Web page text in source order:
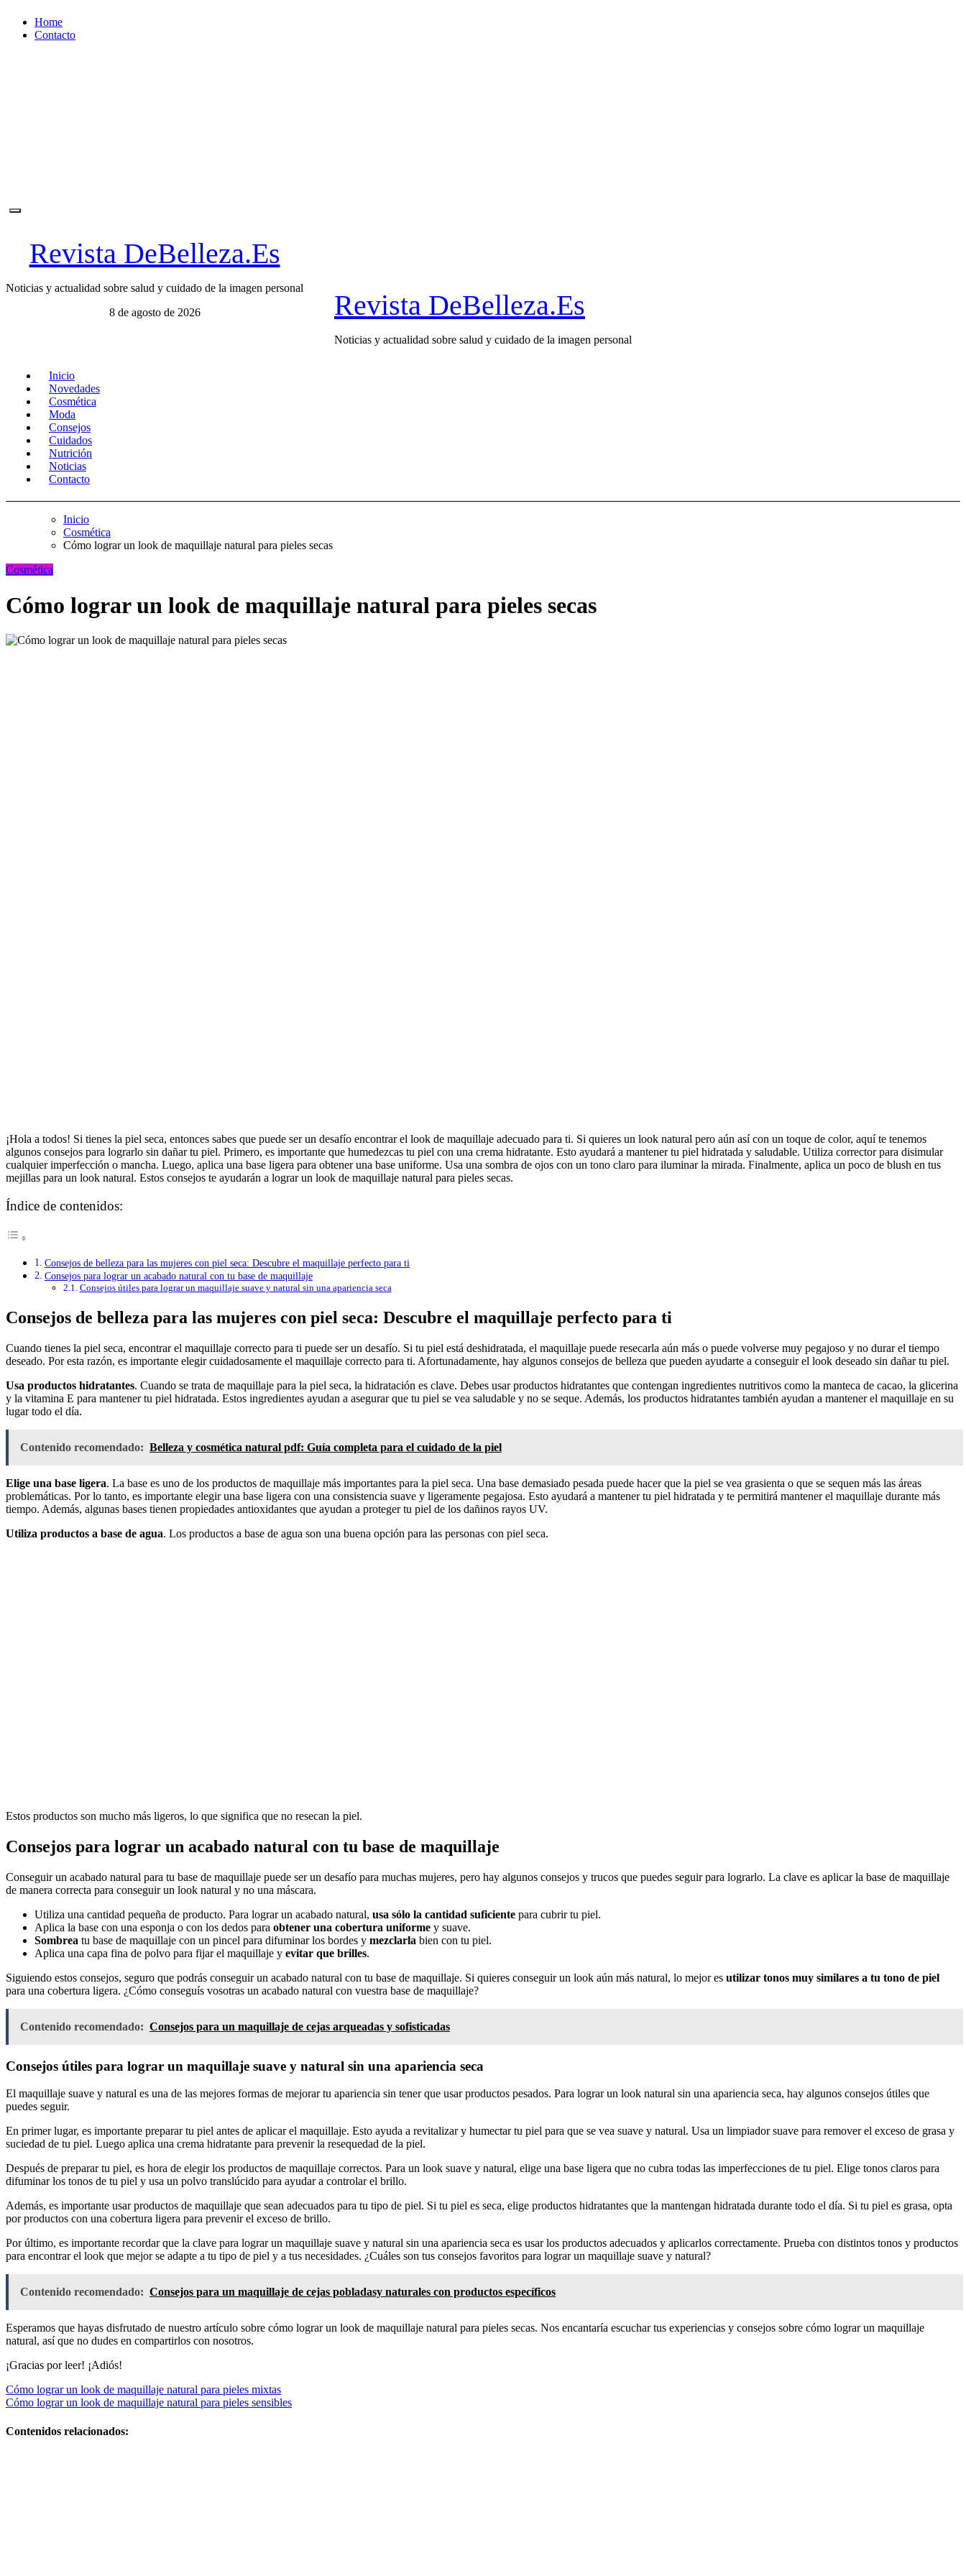
Home
Contacto
Revista DeBelleza.Es
Noticias y actualidad sobre salud y cuidado de la imagen personal
8 de agosto de 2026
Revista DeBelleza.Es
Noticias y actualidad sobre salud y cuidado de la imagen personal
Inicio
Novedades
Cosmética
Moda
Consejos
Cuidados
Nutrición
Noticias
Contacto
Inicio
Cosmética
Cómo lograr un look de maquillaje natural para pieles secas
Cosmética
Cómo lograr un look de maquillaje natural para pieles secas
¡Hola a todos! Si tienes la piel seca, entonces sabes que puede ser un desafío encontrar el look de maquillaje adecuado para ti. Si quieres un look natural pero aún así con un toque de color, aquí te tenemos
algunos consejos para lograrlo sin dañar tu piel. Primero, es importante que humedezcas tu piel con una crema hidratante. Esto ayudará a mantener tu piel hidratada y saludable. Utiliza corrector para disimular
cualquier imperfección o mancha. Luego, aplica una base ligera para obtener una base uniforme. Usa una sombra de ojos con un tono claro para iluminar la mirada. Finalmente, aplica un poco de blush en tus
mejillas para un look natural. Estos consejos te ayudarán a lograr un look de maquillaje natural para pieles secas.
Índice de contenidos:
Consejos de belleza para las mujeres con piel seca: Descubre el maquillaje perfecto para ti
Consejos para lograr un acabado natural con tu base de maquillaje
Consejos útiles para lograr un maquillaje suave y natural sin una apariencia seca
Consejos de belleza para las mujeres con piel seca: Descubre el maquillaje perfecto para ti
Cuando tienes la piel seca, encontrar el maquillaje correcto para ti puede ser un desafío. Si tu piel está deshidratada, el maquillaje puede resecarla aún más o puede volverse muy pegajoso y no durar el tiempo
deseado. Por esta razón, es importante elegir cuidadosamente el maquillaje correcto para ti. Afortunadamente, hay algunos consejos de belleza que pueden ayudarte a conseguir el look deseado sin dañar tu piel.
Usa productos hidratantes. Cuando se trata de maquillaje para la piel seca, la hidratación es clave. Debes usar productos hidratantes que contengan ingredientes nutritivos como la manteca de cacao, la glicerina
y la vitamina E para mantener tu piel hidratada. Estos ingredientes ayudan a asegurar que tu piel se vea saludable y no se seque. Además, los productos hidratantes también ayudan a mantener el maquillaje en su
lugar todo el día.
Contenido recomendado: Belleza y cosmética natural pdf: Guía completa para el cuidado de la piel
Elige una base ligera. La base es uno de los productos de maquillaje más importantes para la piel seca. Una base demasiado pesada puede hacer que la piel se vea grasienta o que se sequen más las áreas
problemáticas. Por lo tanto, es importante elegir una base ligera con una consistencia suave y ligeramente pegajosa. Esto ayudará a mantener tu piel hidratada y te permitirá mantener el maquillaje durante más
tiempo. Además, algunas bases tienen propiedades antioxidantes que ayudan a proteger tu piel de los dañinos rayos UV.
Utiliza productos a base de agua. Los productos a base de agua son una buena opción para las personas con piel seca.
Estos productos son mucho más ligeros, lo que significa que no resecan la piel.
Consejos para lograr un acabado natural con tu base de maquillaje
Conseguir un acabado natural para tu base de maquillaje puede ser un desafío para muchas mujeres, pero hay algunos consejos y trucos que puedes seguir para lograrlo. La clave es aplicar la base de maquillaje
de manera correcta para conseguir un look natural y no una máscara.
Utiliza una cantidad pequeña de producto. Para lograr un acabado natural, usa sólo la cantidad suficiente para cubrir tu piel.
Aplica la base con una esponja o con los dedos para obtener una cobertura uniforme y suave.
Sombrea tu base de maquillaje con un pincel para difuminar los bordes y mezclarla bien con tu piel.
Aplica una capa fina de polvo para fijar el maquillaje y evitar que brilles.
Siguiendo estos consejos, seguro que podrás conseguir un acabado natural con tu base de maquillaje. Si quieres conseguir un look aún más natural, lo mejor es utilizar tonos muy similares a tu tono de piel
para una cobertura ligera. ¿Cómo conseguís vosotras un acabado natural con vuestra base de maquillaje?
Contenido recomendado: Consejos para un maquillaje de cejas arqueadas y sofisticadas
Consejos útiles para lograr un maquillaje suave y natural sin una apariencia seca
El maquillaje suave y natural es una de las mejores formas de mejorar tu apariencia sin tener que usar productos pesados. Para lograr un look natural sin una apariencia seca, hay algunos consejos útiles que
puedes seguir.
En primer lugar, es importante preparar tu piel antes de aplicar el maquillaje. Esto ayuda a revitalizar y humectar tu piel para que se vea suave y natural. Usa un limpiador suave para remover el exceso de grasa y
suciedad de tu piel. Luego aplica una crema hidratante para prevenir la resequedad de la piel.
Después de preparar tu piel, es hora de elegir los productos de maquillaje correctos. Para un look suave y natural, elige una base ligera que no cubra todas las imperfecciones de tu piel. Elige tonos claros para
difuminar los tonos de tu piel y usa un polvo translúcido para ayudar a controlar el brillo.
Además, es importante usar productos de maquillaje que sean adecuados para tu tipo de piel. Si tu piel es seca, elige productos hidratantes que la mantengan hidratada durante todo el día. Si tu piel es grasa, opta
por productos con una cobertura ligera para prevenir el exceso de brillo.
Por último, es importante recordar que la clave para lograr un maquillaje suave y natural sin una apariencia seca es usar los productos adecuados y aplicarlos correctamente. Prueba con distintos tonos y productos
para encontrar el look que mejor se adapte a tu tipo de piel y a tus necesidades. ¿Cuáles son tus consejos favoritos para lograr un maquillaje suave y natural?
Contenido recomendado: Consejos para un maquillaje de cejas pobladasy naturales con productos específicos
Esperamos que hayas disfrutado de nuestro artículo sobre cómo lograr un look de maquillaje natural para pieles secas. Nos encantaría escuchar tus experiencias y consejos sobre cómo lograr un maquillaje
natural, así que no dudes en compartirlos con nosotros.
¡Gracias por leer! ¡Adiós!
Navegación
de
entradas
Cómo lograr un look de maquillaje natural para pieles mixtas
Cómo lograr un look de maquillaje natural para pieles sensibles
Contenidos relacionados: